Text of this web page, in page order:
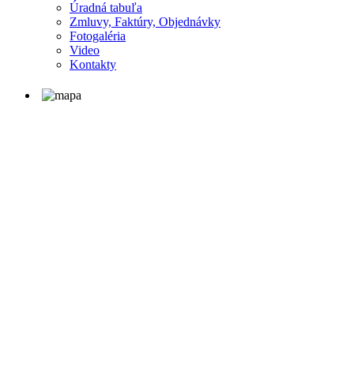
Úradná tabuľa
Zmluvy, Faktúry, Objednávky
Fotogaléria
Video
Kontakty